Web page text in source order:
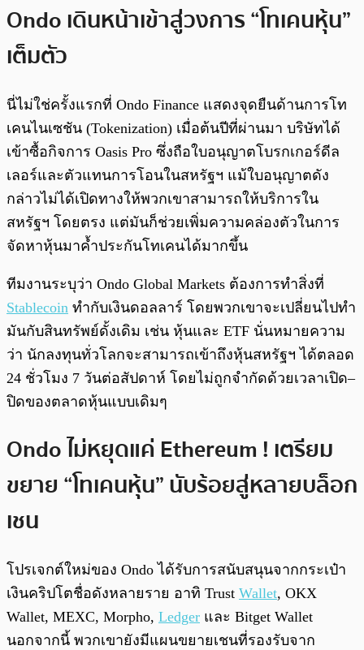
Ondo เดินหน้าเข้าสู่วงการ “โทเคนหุ้น”
เต็มตัว
นี่ไม่ใช่ครั้งแรกที่ Ondo Finance แสดงจุดยืนด้านการโท
เคนไนเซชัน (Tokenization) เมื่อต้นปีที่ผ่านมา บริษัทได้
เข้าซื้อกิจการ Oasis Pro ซึ่งถือใบอนุญาตโบรกเกอร์ดีล
เลอร์และตัวแทนการโอนในสหรัฐฯ แม้ใบอนุญาตดัง
กล่าวไม่ได้เปิดทางให้พวกเขาสามารถให้บริการใน
สหรัฐฯ โดยตรง แต่มันก็ช่วยเพิ่มความคล่องตัวในการ
จัดหาหุ้นมาค้ำประกันโทเคนได้มากขึ้น
ทีมงานระบุว่า Ondo Global Markets ต้องการทำสิ่งที่
Stablecoin ทำกับเงินดอลลาร์ โดยพวกเขาจะเปลี่ยนไปทำ
มันกับสินทรัพย์ดั้งเดิม เช่น หุ้นและ ETF นั่นหมายความ
ว่า นักลงทุนทั่วโลกจะสามารถเข้าถึงหุ้นสหรัฐฯ ได้ตลอด
24 ชั่วโมง 7 วันต่อสัปดาห์ โดยไม่ถูกจำกัดด้วยเวลาเปิด–
ปิดของตลาดหุ้นแบบเดิมๆ
Ondo ไม่หยุดแค่ Ethereum ! เตรียม
ขยาย “โทเคนหุ้น” นับร้อยสู่หลายบล็อก
เชน
โปรเจกต์ใหม่ของ Ondo ได้รับการสนับสนุนจากกระเป๋า
เงินคริปโตชื่อดังหลายราย อาทิ Trust Wallet, OKX
Wallet, MEXC, Morpho, Ledger และ Bitget Wallet
นอกจากนี้ พวกเขายังมีแผนขยายเชนที่รองรับจาก